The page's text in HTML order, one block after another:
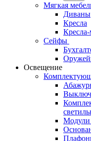
Мягкая
Диваны
Кресла
Сейфы
Освещение
Модули